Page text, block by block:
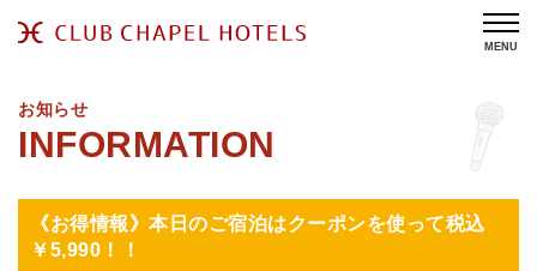
MENU
お知らせ
《お得情報》本日のご宿泊はクーポンを使って税込
￥5,990！！